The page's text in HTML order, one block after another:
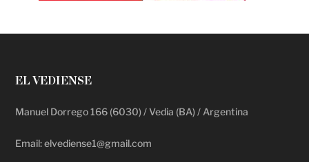
EL VEDIENSE
Manuel Dorrego 166 (6030) / Vedia (BA) / Argentina
Email: elvediense1@gmail.com